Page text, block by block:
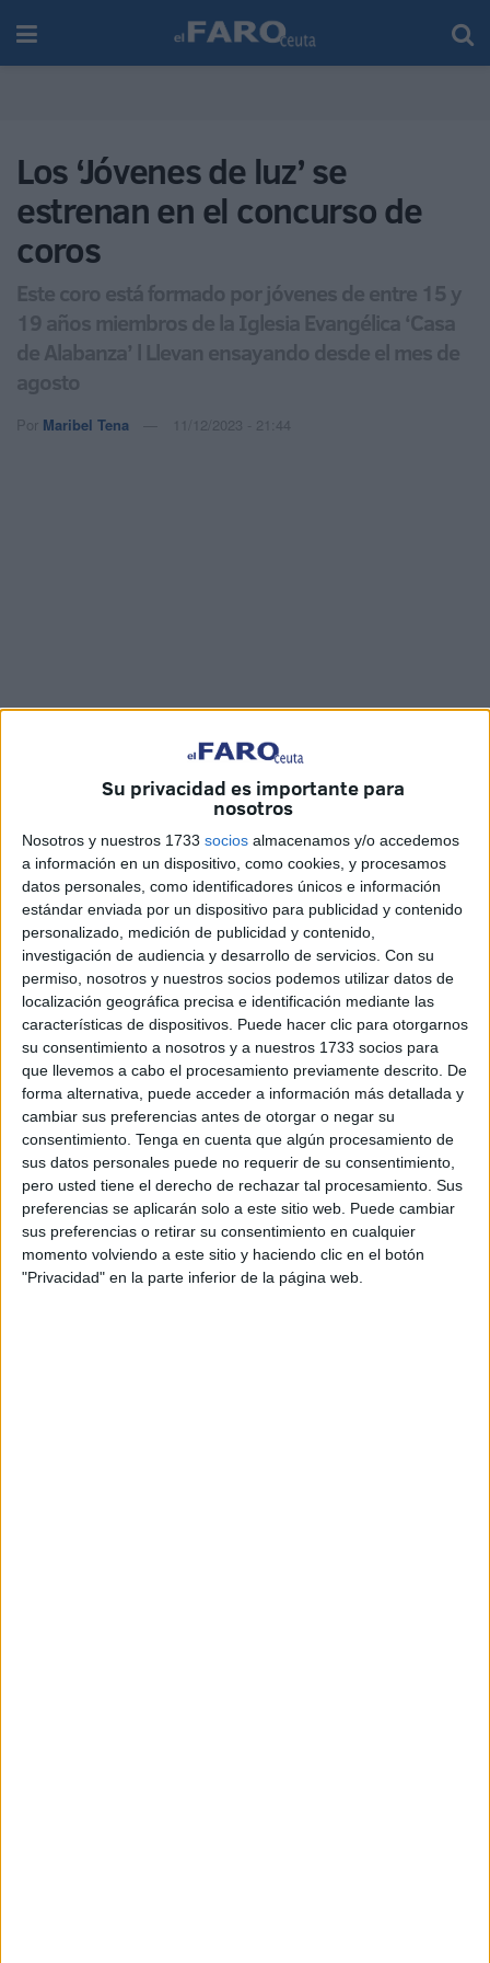
Su privacidad es importante para
nosotros
Nosotros y nuestros 1733 socios almacenamos y/o accedemos
a información en un dispositivo, como cookies, y procesamos
datos personales, como identificadores únicos e información
estándar enviada por un dispositivo para publicidad y contenido
personalizado, medición de publicidad y contenido,
investigación de audiencia y desarrollo de servicios. Con su
permiso, nosotros y nuestros socios podemos utilizar datos de
localización geográfica precisa e identificación mediante las
características de dispositivos. Puede hacer clic para otorgarnos
su consentimiento a nosotros y a nuestros 1733 socios para
que llevemos a cabo el procesamiento previamente descrito. De
forma alternativa, puede acceder a información más detallada y
cambiar sus preferencias antes de otorgar o negar su
consentimiento. Tenga en cuenta que algún procesamiento de
sus datos personales puede no requerir de su consentimiento,
pero usted tiene el derecho de rechazar tal procesamiento. Sus
preferencias se aplicarán solo a este sitio web. Puede cambiar
sus preferencias o retirar su consentimiento en cualquier
momento volviendo a este sitio y haciendo clic en el botón
"Privacidad" en la parte inferior de la página web.
Los ‘Jóvenes de luz’ se
estrenan en el concurso de
coros
Este coro está formado por jóvenes de entre 15 y
19 años miembros de la Iglesia Evangélica ‘Casa
de Alabanza’ l Llevan ensayando desde el mes de
agosto
Por Maribel Tena 11/12/2023 - 21:44
Imágenes: Jesús Galindo
La cuenta atrás para elconcursodevillancicosde Ceuta
ya ha comenzado y los miembros del corojuvenil
‘Jóvenes de luz’ ultiman los detalles para afinar sus voces
con el objetivo de iluminar a todoel público del Teatro
Auditorio del Revellíneste viernes.
Rocío Fajardo, Desireé Serrano, Ana Mari Fajardo, Lorena
Serrano y el Pastor Javier de la iglesia ‘Casa Alabanza’
son los encargados de guiar a estos niños en los ensayos
y prepararlos para dar lo mejor de sí mismos durante su
actuación.
Rocío es la responsable de la creación de este coro con
los niños de la iglesia, ya que fue la que propuso la idea a
finales del pasado mes de agosto y, los demás, la
apoyaron.